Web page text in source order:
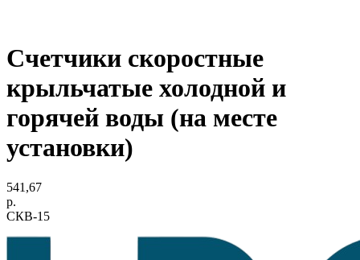
Счетчики скоростные
крыльчатые холодной и
горячей воды (на месте
установки)
541,67
р.
СКВ-15